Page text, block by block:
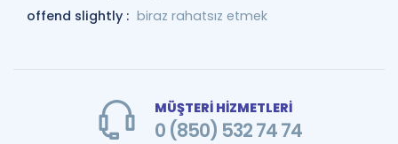
offend slightly : biraz rahatsız etmek
MÜŞTERİ HİZMETLERİ
0 (850) 532 74 74